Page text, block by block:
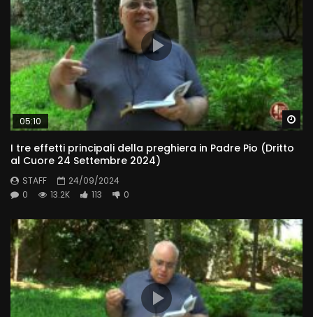
05:10
I tre effetti principali della preghiera in Padre Pio (Dritto
al Cuore 24 Settembre 2024)
STAFF
24/09/2024
0
13.2K 113 0